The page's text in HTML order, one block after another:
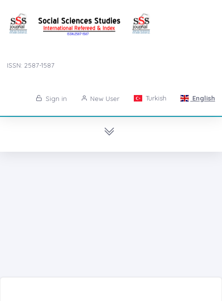
ISSN: 2587-1587
Sign in New User Turkish English